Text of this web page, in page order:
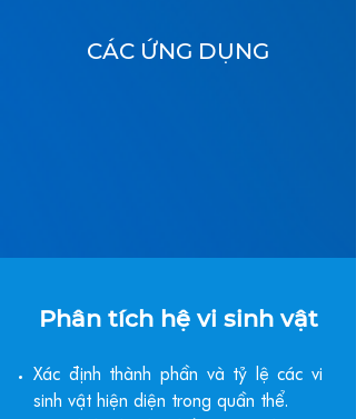
CÁC ỨNG DỤNG
Phân tích hệ vi sinh vật
Xác định thành phần và tỷ lệ các vi
sinh vật hiện diện trong quần thể.